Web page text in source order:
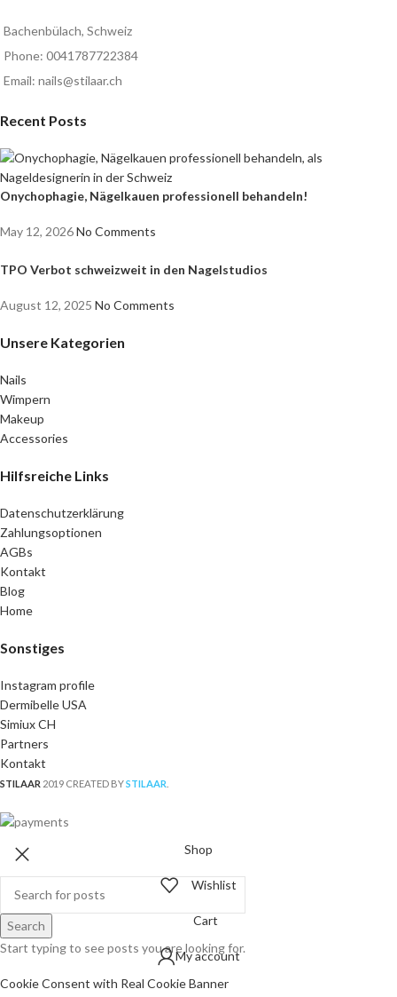
Bachenbülach, Schweiz
Phone: 0041787722384
Email: nails@stilaar.ch
Recent Posts
Onychophagie, Nägelkauen professionell behandeln!
May 12, 2026No Comments
TPO Verbot schweizweit in den Nagelstudios
August 12, 2025 No Comments
Unsere Kategorien
Nails
Wimpern
Makeup
Accessories
Hilfsreiche Links
Datenschutzerklärung
Zahlungsoptionen
AGBs
Kontakt
Blog
Home
Sonstiges
Instagram profile
Dermibelle USA
Simiux CH
Partners
Kontakt
STILAAR 2019 CREATED BYSTILAAR
Search
Start typing to see posts you are looking for.
Shop
Wishlist
Cart
My account
Cookie Consent with Real Cookie Banner